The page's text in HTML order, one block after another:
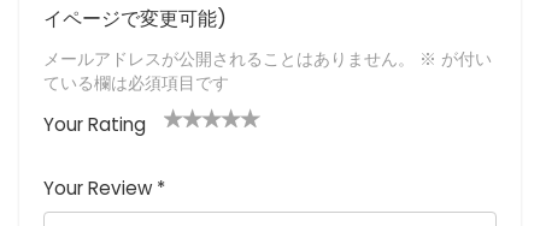
イページで変更可能)
メールアドレスが公開されることはありません。 ※ が付い
ている欄は必須項目です
Your Rating
つ
星
星
(最
(最高
評価:
(最高評
価: 5つ
高評価: 5
つ星)
Your Review *